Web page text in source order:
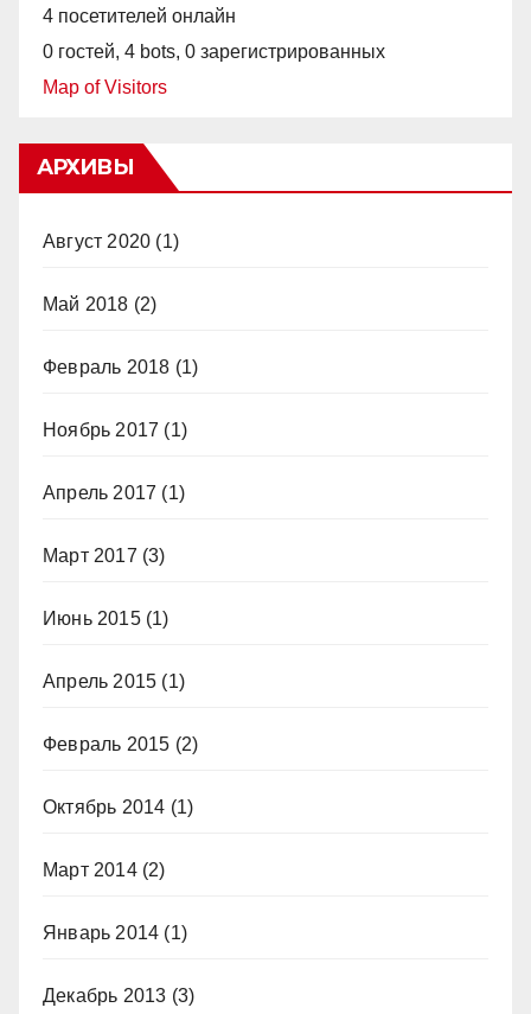
4 посетителей онлайн
0 гостей, 4 bots, 0 зарегистрированных
Map of Visitors
АРХИВЫ
Август 2020 (1)
Май 2018 (2)
Февраль 2018 (1)
Ноябрь 2017 (1)
Апрель 2017 (1)
Март 2017 (3)
Июнь 2015(1)
Апрель 2015 (1)
Февраль 2015 (2)
Октябрь 2014 (1)
Март 2014(2)
Январь 2014 (1)
Декабрь 2013 (3)